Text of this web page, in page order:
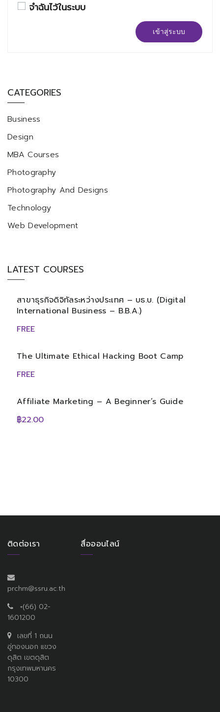
จำฉันไว้ในระบบ
เข้าสู่ระบบ
CATEGORIES
Business
Design
MBA Courses
Photography
Photography And Designs
Technology
Web Development
LATEST COURSES
สาขาธุรกิจดิจิทัลระหว่างประเทศ – บธ.บ. (Digital
International Business – B.B.A.)
FREE
The Ultimate Ethical Hacking Boot Camp
FREE
Affiliate Marketing – A Beginner’s Guide
฿22.00
ติดต่อเรา
prchm@ssru.ac.th
+(66) 02-
1601200
เลขที่ 1 ถนน
อู่ทองนอก แขวง
ดุสิต เขตดุสิต
กรุงเทพมหานคร
10300
สื่อออนไลน์